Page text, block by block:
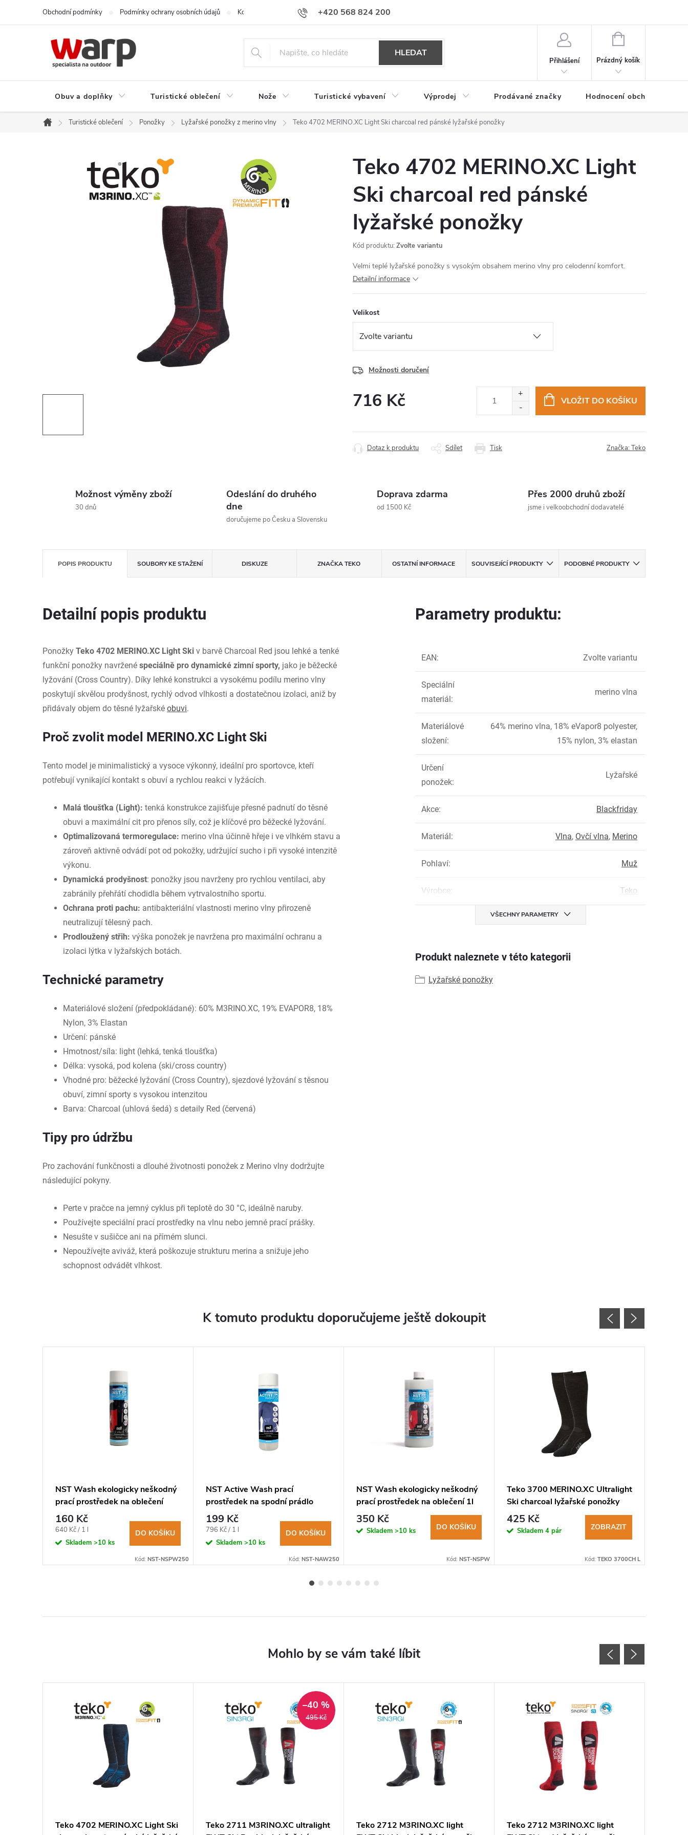
+420 568 824 200
Obchodní podmínky Podmínky ochrany osobních údajů Kontakty Doprava a platba Hodnocení obchodu
HLEDAT
Přihlášení
NÁKUPNÍ
Prázdný košík
Obuv a doplňky Turistické oblečení Nože Turistické vybavení Výprodej Prodávané značky Hodnocení obchodu
Domů
Turistické oblečení Ponožky Lyžařské ponožky z merino vlny Teko 4702 MERINO.XC Light Ski charcoal red pánské lyžařské ponožky
Teko 4702 MERINO.XC Light
Ski charcoal red pánské
lyžařské ponožky
Kód produktu: Zvolte variantu
Velmi teplé lyžařské ponožky s vysokým obsahem merino vlny pro celodenní komfort.
Detailní informace
Velikost
Možnosti doručení
716 Kč VLOŽIT DO KOŠÍKU
Tisk
Dotaz k produktu Sdílet Značka:Teko
Možnost výměny zboží
30 dnů
Odeslání do druhého
dne
doručujeme po Česku a Slovensku
Doprava zdarma
od 1500 Kč
Přes 2000 druhů zboží
jsme i velkoobchodní dodavatelé
POPIS PRODUKTU SOUBORY KE STAŽENÍ DISKUZE ZNAČKATEKO OSTATNÍ INFORMACE SOUVISEJÍCÍ PRODUKTY PODOBNÉ PRODUKTY
Detailní popis produktu
Ponožky Teko 4702 MERINO.XC Light Ski v barvě Charcoal Red jsou lehké a tenké
funkční ponožky navržené speciálně pro dynamické zimní sporty, jako je běžecké
lyžování (Cross Country). Díky lehké konstrukci a vysokému podílu merino vlny
poskytují skvělou prodyšnost, rychlý odvod vlhkosti a dostatečnou izolaci, aniž by
přidávaly objem do těsné lyžařské obuvi.
Proč zvolit model MERINO.XC Light Ski
Tento model je minimalistický a vysoce výkonný, ideální pro sportovce, kteří
potřebují vynikající kontakt s obuví a rychlou reakci v lyžácích.
Malá tloušťka (Light): tenká konstrukce zajišťuje přesné padnutí do těsné
obuvi a maximální cit pro přenos síly, což je klíčové pro běžecké lyžování.
Optimalizovaná termoregulace: merino vlna účinně hřeje i ve vlhkém stavu a
zároveň aktivně odvádí pot od pokožky, udržující sucho i při vysoké intenzitě
výkonu.
Dynamická prodyšnost: ponožky jsou navrženy pro rychlou ventilaci, aby
zabránily přehřátí chodidla během vytrvalostního sportu.
Ochrana proti pachu: antibakteriální vlastnosti merino vlny přirozeně
neutralizují tělesný pach.
Prodloužený střih: výška ponožek je navržena pro maximální ochranu a
izolaci lýtka v lyžařských botách.
Technické parametry
Materiálové složení (předpokládané): 60% M3RINO.XC, 19% EVAPOR8, 18%
Nylon, 3% Elastan
Určení: pánské
Hmotnost/síla: light (lehká, tenká tloušťka)
Délka: vysoká, pod kolena (ski/cross country)
Vhodné pro: běžecké lyžování (Cross Country), sjezdové lyžování s těsnou
obuví, zimní sporty s vysokou intenzitou
Barva: Charcoal (uhlová šedá) s detaily Red (červená)
Tipy pro údržbu
Pro zachování funkčnosti a dlouhé životnosti ponožek z Merino vlny dodržujte
následující pokyny.
Perte v pračce na jemný cyklus při teplotě do 30 °C, ideálně naruby.
Používejte speciální prací prostředky na vlnu nebo jemné prací prášky.
Nesušte v sušičce ani na přímém slunci.
Nepoužívejte aviváž, která poškozuje strukturu merina a snižuje jeho
schopnost odvádět vlhkost.
Parametry produktu:
EAN: Zvolte variantu
Speciální
materiál:
merino vlna
Materiálové
složení:
64% merino vlna, 18% eVapor8 polyester,
15% nylon, 3% elastan
Určení
ponožek:
Lyžařské
Akce: Blackfriday
Materiál: Vlna, Ovčí vlna, Merino
Pohlaví: Muž
Výrobce: Teko
VŠECHNY PARAMETRY
Produkt naleznete v této kategorii
Lyžařské ponožky
K tomuto produktu doporučujeme ještě dokoupit
NST Wash ekologicky neškodný
prací prostředek na oblečení
250ml
160 Kč
Měrná
cena:
640 Kč / 1 l
Skladem >10 ks
DO KOŠÍKU
Kód: NST-NSPW250
NST Active Wash prací
prostředek na spodní prádlo
250ml
199 Kč
Měrná
cena:
796 Kč / 1 l
Skladem >10 ks
DO KOŠÍKU
Kód: NST-NAW250
NST Wash ekologicky neškodný
prací prostředek na oblečení 1l
350 Kč
Skladem >10 ks DO KOŠÍKU
Kód: NST-NSPW
Teko 3700 MERINO.XC Ultralight
Ski charcoal lyžařské ponožky
425 Kč
Skladem 4 pár ZOBRAZIT
Kód: TEKO 3700CH L
Teko 4702 MERINO.XC Light Ski
495 Kč
–40 %
Teko 2711 M3RINO.XC ultralight
Teko 2712 M3RINO.XC light
Teko 2712 M3RINO.XC light